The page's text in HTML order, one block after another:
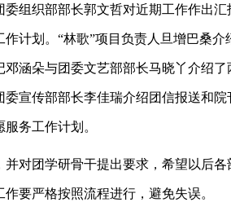
组织部部长郭文哲对近期工作作出
计划。“林歌”项目负责人旦增巴桑
涵朵与团委文艺部部长马晓丫介绍
宣传部部长李佳瑞介绍团信报送和
务工作计划。
对团学研骨干提出要求，希望以后
要严格按照流程进行，避免失误。